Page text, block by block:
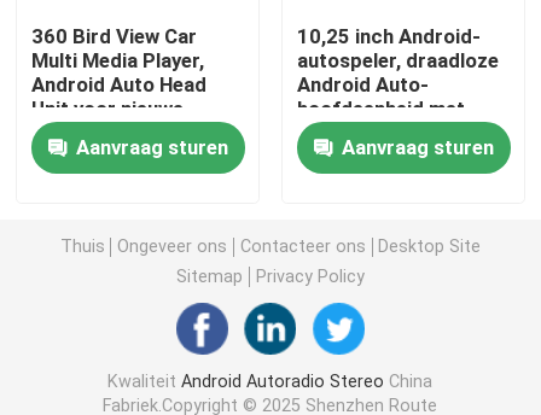
OEM autoradio
Carplayai doos
auto videointerface
De Nok DVR van het autostreepje
360 panoramische autocamera
360 Bird View Car
Multi Media Player,
Android Auto Head
Unit voor nieuwe
Mazda 2
Aanvraag sturen
10,25 inch Android-
autospeler, draadloze
Android Auto-
hoofdeenheid met
joystick 4G DSP
Aanvraag sturen
Thuis Ongeveer ons Contacteer ons
Desktop Site
Sitemap
Privacy Policy
KwaliteitAndroid Autoradio Stereo China
Fabriek.Copyright © 2025 Shenzhen Route